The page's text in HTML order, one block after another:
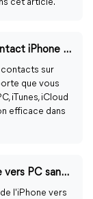
cet article.
4 Meilleures façons pour sauvegarder contact iPhone 14, 13, 12, 11, X, 8, 7
contacts sur
que vous
iTunes, iCloud
efficace dans
Comment transférer les contacts iPhone vers PC sans iTunes ?
l'iPhone vers